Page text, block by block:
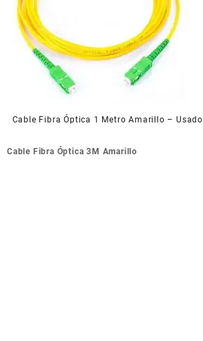
Cable Fibra Óptica 1 Metro Amarillo – Usado
Navegación
Cable Fibra Óptica 3M Amarillo